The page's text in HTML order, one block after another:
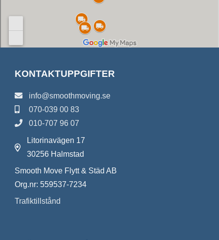
KONTAKTUPPGIFTER
info@smoothmoving.se
070-039 00 83
010-707 96 07
Litorinavägen 17
30256 Halmstad
Smooth Move Flytt & Städ AB
Org.nr: 559537-7234
Trafiktillstånd